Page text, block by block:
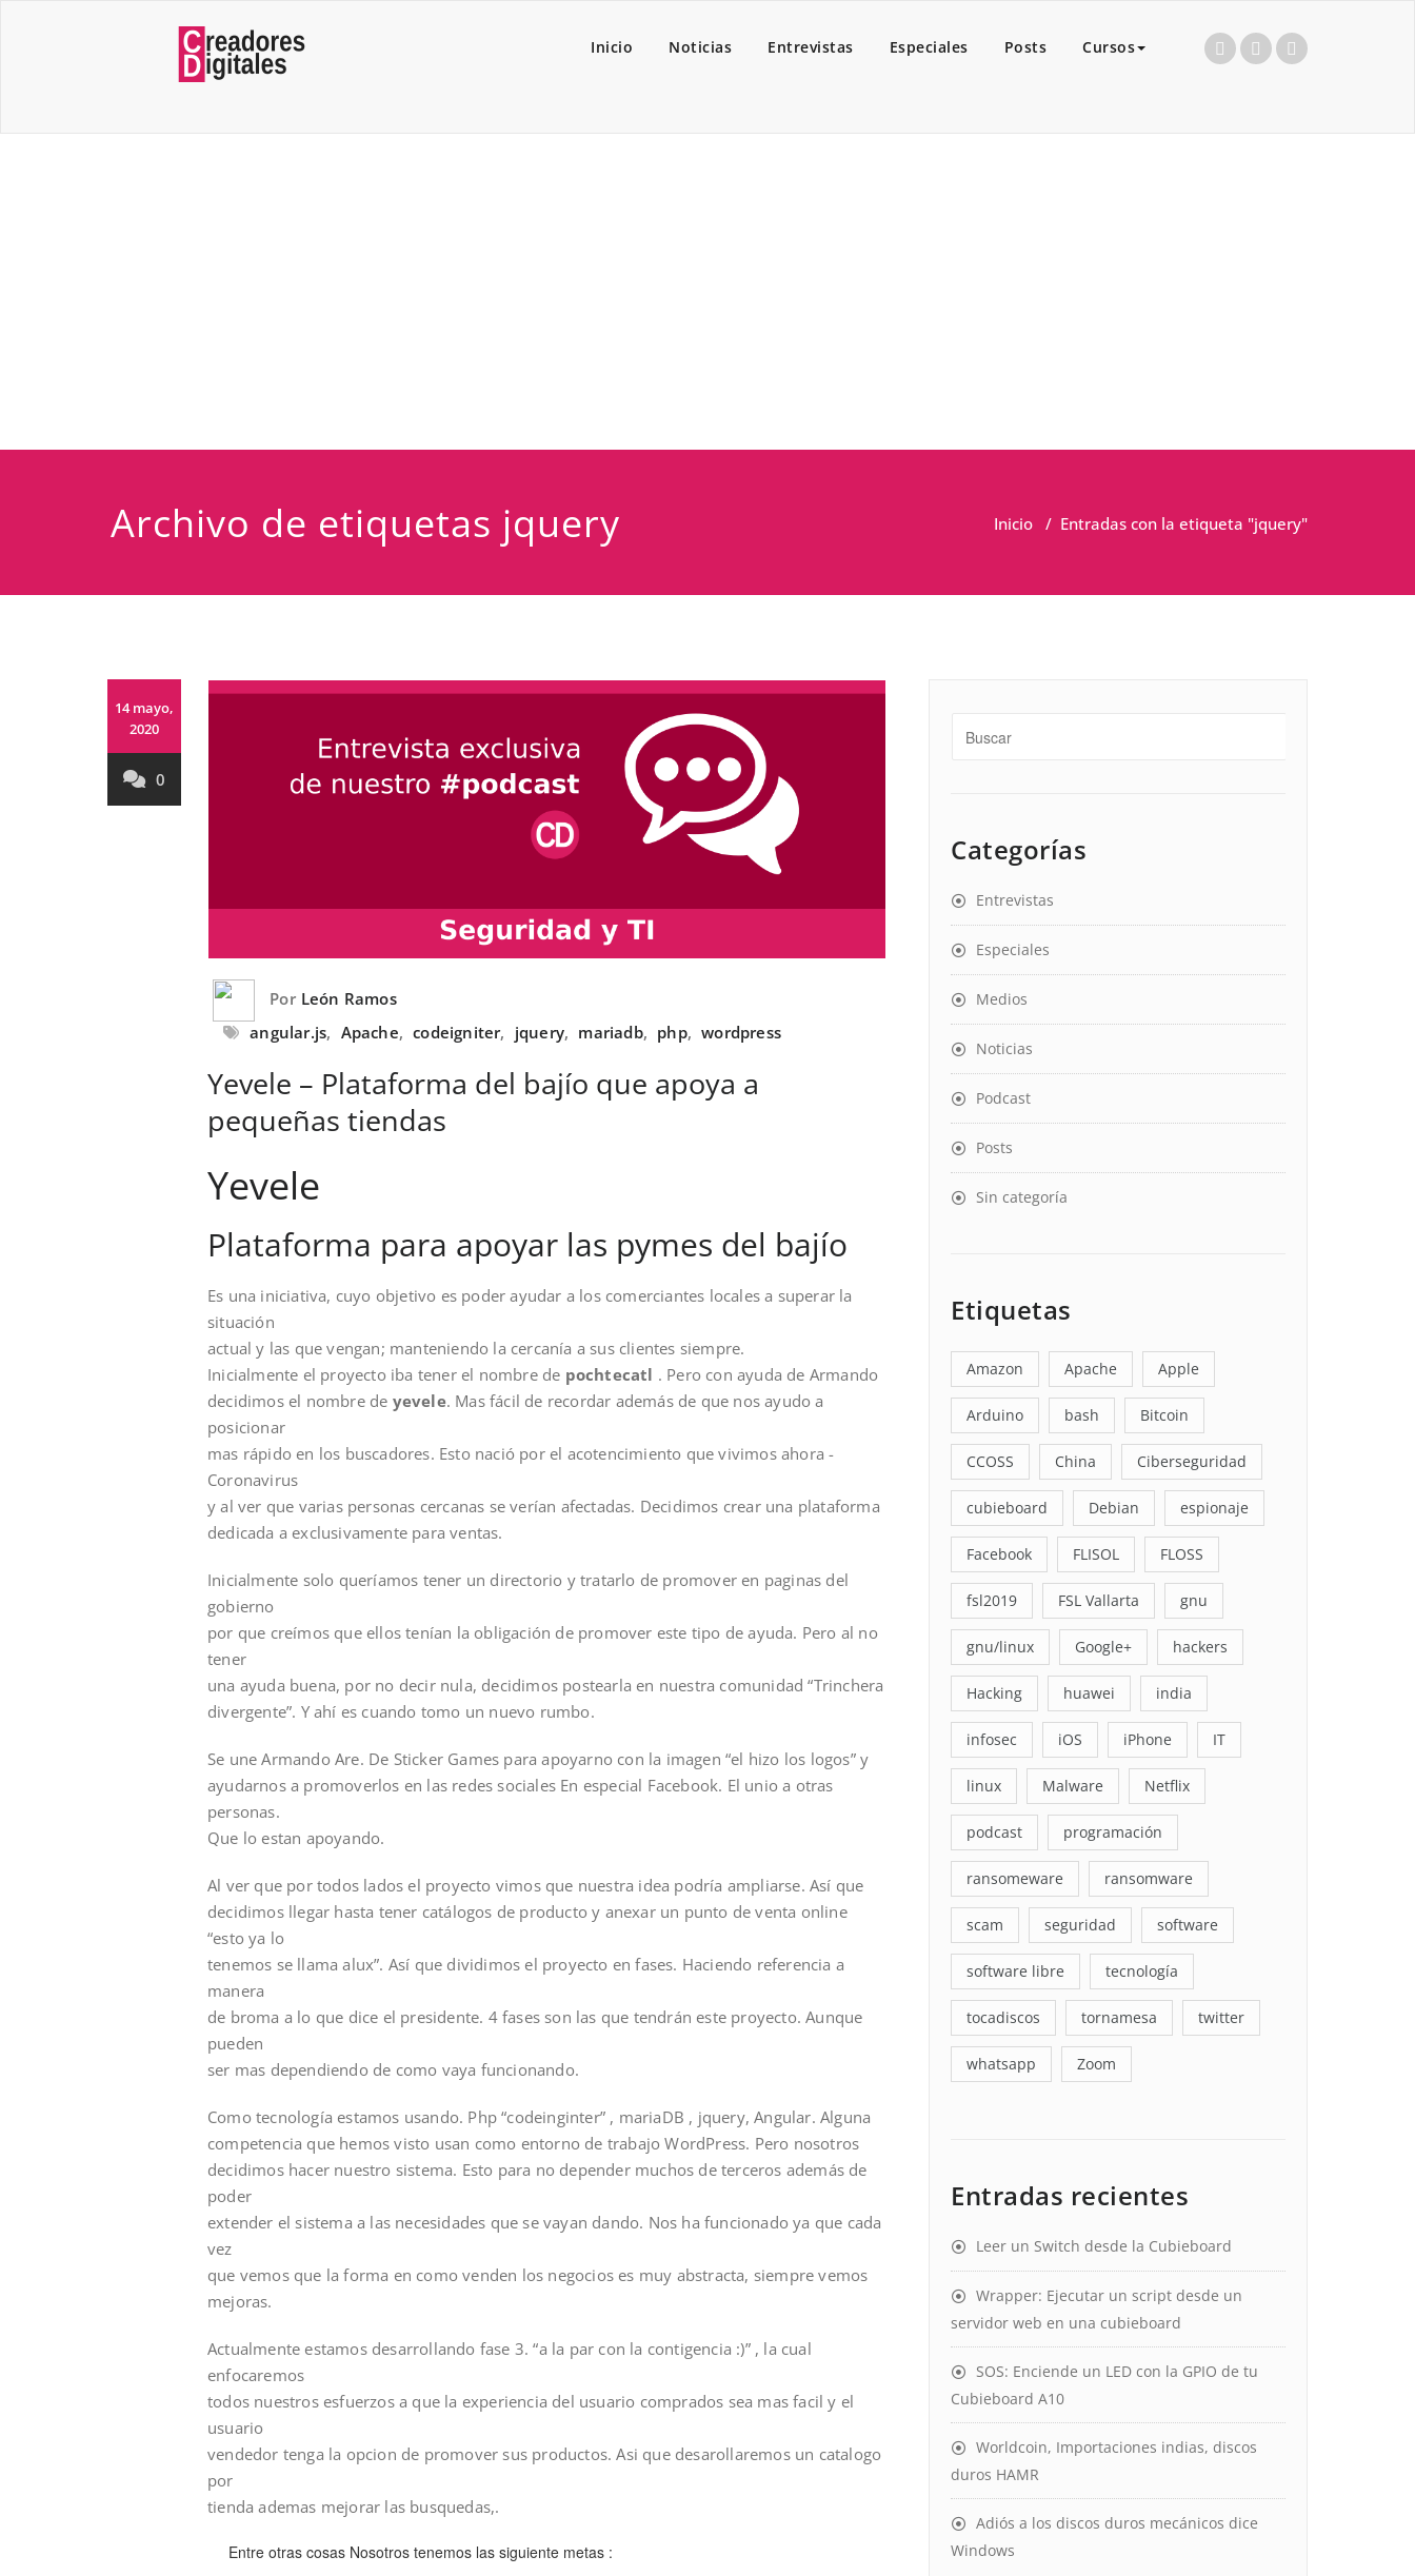
Inicio Noticias Entrevistas Especiales Posts Cursos
Archivo de etiquetas jquery Inicio / Entradas con la etiqueta "jquery"
14 mayo,
2020
0
Por León Ramos
angular.js, Apache, codeigniter, jquery, mariadb, php, wordpress
Yevele – Plataforma del bajío que apoya a
pequeñas tiendas
Yevele
Plataforma para apoyar las pymes del bajío
Es una iniciativa, cuyo objetivo es poder ayudar a los comerciantes locales a superar la
situación
actual y las que vengan; manteniendo la cercanía a sus clientes siempre.
Inicialmente el proyecto iba tener el nombre de pochtecatl . Pero con ayuda de Armando
decidimos el nombre de yevele. Mas fácil de recordar además de que nos ayudo a
posicionar
mas rápido en los buscadores. Esto nació por el acotencimiento que vivimos ahora -
Coronavirus
y al ver que varias personas cercanas se verían afectadas. Decidimos crear una plataforma
dedicada a exclusivamente para ventas.
Inicialmente solo queríamos tener un directorio y tratarlo de promover en paginas del
gobierno
por que creímos que ellos tenían la obligación de promover este tipo de ayuda. Pero al no
tener
una ayuda buena, por no decir nula, decidimos postearla en nuestra comunidad “Trinchera
divergente”. Y ahí es cuando tomo un nuevo rumbo.
Se une Armando Are. De Sticker Games para apoyarno con la imagen “el hizo los logos” y
ayudarnos a promoverlos en las redes sociales En especial Facebook. El unio a otras
personas.
Que lo estan apoyando.
Al ver que por todos lados el proyecto vimos que nuestra idea podría ampliarse. Así que
decidimos llegar hasta tener catálogos de producto y anexar un punto de venta online
“esto ya lo
tenemos se llama alux”. Así que dividimos el proyecto en fases. Haciendo referencia a
manera
de broma a lo que dice el presidente. 4 fases son las que tendrán este proyecto. Aunque
pueden
ser mas dependiendo de como vaya funcionando.
Como tecnología estamos usando. Php “codeinginter” , mariaDB , jquery, Angular. Alguna
competencia que hemos visto usan como entorno de trabajo WordPress. Pero nosotros
decidimos hacer nuestro sistema. Esto para no depender muchos de terceros además de
poder
extender el sistema a las necesidades que se vayan dando. Nos ha funcionado ya que cada
vez
que vemos que la forma en como venden los negocios es muy abstracta, siempre vemos
mejoras.
Actualmente estamos desarrollando fase 3. “a la par con la contigencia :)” , la cual
enfocaremos
todos nuestros esfuerzos a que la experiencia del usuario comprados sea mas facil y el
usuario
vendedor tenga la opcion de promover sus productos. Asi que desarollaremos un catalogo
por
tienda ademas mejorar las busquedas,.
Entre otras cosas Nosotros tenemos las siguiente metas :
Categorías
Entrevistas
Especiales
Medios
Noticias
Podcast
Posts
Sin categoría
Etiquetas
Amazon Apache Apple
Arduino bash Bitcoin
CCOSS China Ciberseguridad
cubieboard Debian espionaje
Facebook FLISOL FLOSS
fsl2019 FSL Vallarta gnu
gnu/linux Google+ hackers
Hacking huawei india
infosec iOS iPhone IT
linux Malware Netflix
podcast programación
ransomeware ransomware
scam seguridad software
software libre tecnología
tocadiscos tornamesa twitter
whatsapp Zoom
Entradas recientes
Leer un Switch desde la Cubieboard
Wrapper: Ejecutar un script desde un
servidor web en una cubieboard
SOS: Enciende un LED con la GPIO de tu
Cubieboard A10
Worldcoin, Importaciones indias, discos
duros HAMR
Adiós a los discos duros mecánicos dice
Windows